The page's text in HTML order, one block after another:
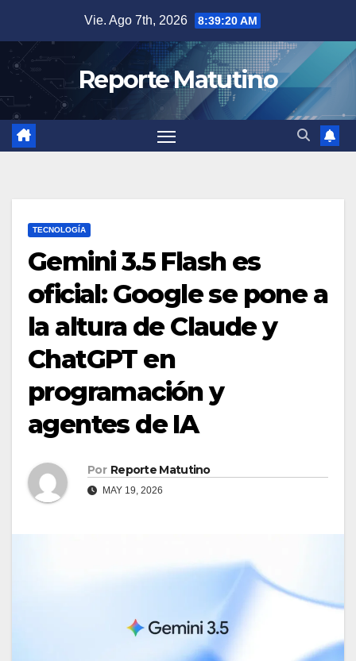
contenido
Vie. Ago 7th, 2026 8:39:21 AM
Reporte Matutino
TECNOLOGÍA
Gemini 3.5 Flash es
oficial: Google se pone a
la altura de Claude y
ChatGPT en
programación y
agentes de IA
Por Reporte Matutino
MAY 19, 2026